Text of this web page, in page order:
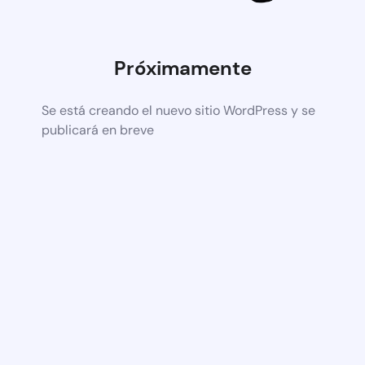
Próximamente
Se está creando el nuevo sitio WordPress y se
publicará en breve